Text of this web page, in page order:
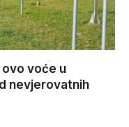
ovo voće u
nevjerovatnih